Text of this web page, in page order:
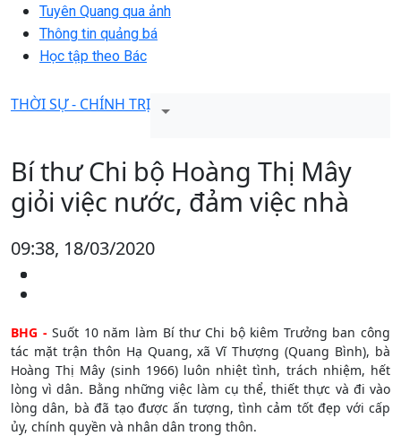
Tuyên Quang qua ảnh
Thông tin quảng bá
Học tập theo Bác
THỜI SỰ - CHÍNH TRỊ
Bí thư Chi bộ Hoàng Thị Mây
giỏi việc nước, đảm việc nhà
09:38, 18/03/2020
BHG -Suốt 10 năm làm Bí thư Chi bộ kiêm Trưởng ban công
tác mặt trận thôn Hạ Quang, xã Vĩ Thượng (Quang Bình), bà
Hoàng Thị Mây (sinh 1966) luôn nhiệt tình, trách nhiệm, hết
lòng vì dân. Bằng những việc làm cụ thể, thiết thực và đi vào
lòng dân, bà đã tạo được ấn tượng, tình cảm tốt đẹp với cấp
ủy, chính quyền và nhân dân trong thôn.